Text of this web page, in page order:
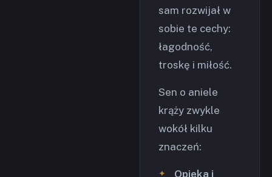
sam rozwijał w
sobie te cechy:
łagodność,
troskę i miłość.
Sen o aniele
krąży zwykle
wokół kilku
znaczeń:
Opieka i